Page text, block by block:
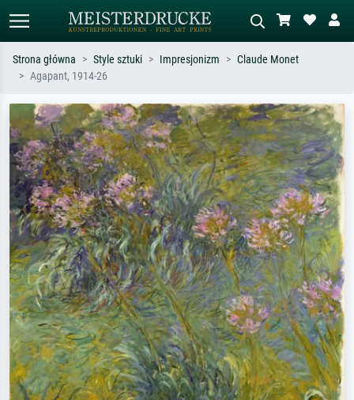
Szukaj wg artysty, tytułu lub stylu – np.
Monet, Gwiaździsta noc,
impresjonizm, fala Hokusaia, akt.
Opisz scenę – np. zielona łąka,
abstrakcja z czerwienią, ciemny olej,
stojący akt obok drzewa.
Strona główna Style sztuki Impresjonizm
Claude Monet
Agapant, 1914-26